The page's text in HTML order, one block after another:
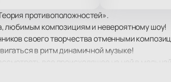
противоположностей».
любимым композициям и невероятному шоу!
своего творчества отменными
в ритм динамичной музыке!
все происходящее на ней в